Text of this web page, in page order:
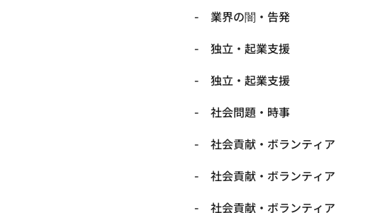
業界の闇・告発
独立・起業支援
独立・起業支援
社会問題・時事
社会貢献・ボランティア
社会貢献・ボランティア
社会貢献・ボランティア